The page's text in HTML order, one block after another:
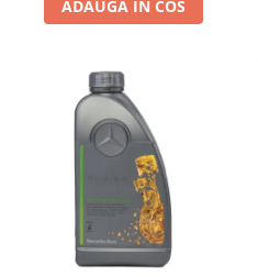
Lichid de frana
Filtre moto
Filtru combustibil
Buson golire ulei
Filtru ulei moto
Filtru aer moto
Intretinere si curatare filtre moto
Intretinere moto
ADAUGA IN COS